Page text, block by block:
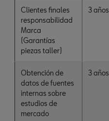
Clientes finales
responsabilidad
Marca
(Garantías
piezas taller)
3 años
Obtención de
datos de fuentes
internas sobre
estudios de
mercado
3 años